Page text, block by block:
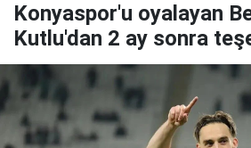
Konyaspor'u oyalayan
Kutlu'dan 2 ay sonra